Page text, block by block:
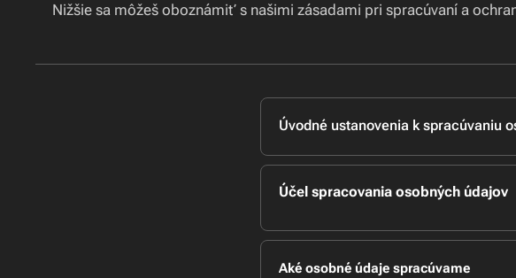
Nižšie sa môžeš oboznámiť s našimi zásadami pri spracúvaní a
Úvodné ustanovenia k spracúvaniu
Tieto zásady spracovania a
Európskeho parlamentu a Rady
č. 18/2018 Z.z. o ochrane osobných
Spoločnosť
Účel spracovania osobných údajov
Vaše osobné údaje najčastejšie
vašu objednávku, odoslanú
Aké osobné údaje spracúvame